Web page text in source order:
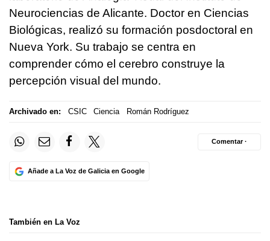
Neurociencias de Alicante. Doctor en Ciencias
Biológicas, realizó su formación posdoctoral en
Nueva York. Su trabajo se centra en
comprender cómo el cerebro construye la
percepción visual del mundo.
Archivado en: CSIC Ciencia Román Rodríguez
Añade a La Voz de Galicia en Google
Comentar ·
También en La Voz